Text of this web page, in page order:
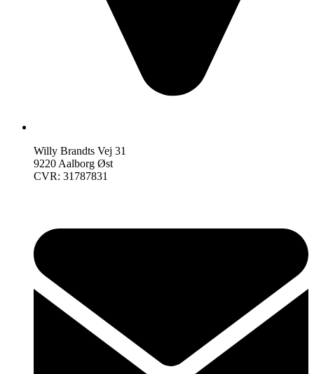
Willy Brandts Vej 31
9220 Aalborg Øst
CVR: 31787831